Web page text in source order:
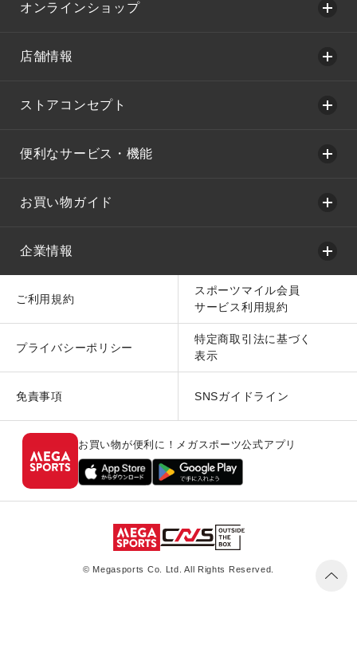
オンラインショップ
店舗情報
ストアコンセプト
便利なサービス・機能
お買い物ガイド
企業情報
ご利用規約
スポーツマイル会員
サービス利用規約
プライバシーポリシー
特定商取引法に基づく
表示
免責事項 SNSガイドライン
お買い物が便利に！メガスポーツ公式アプリ
© Megasports Co. Ltd. All Rights Reserved.